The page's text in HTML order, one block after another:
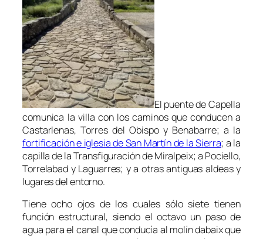
El puente de Capella
comunica la villa con los caminos que conducen a
Castarlenas, Torres del Obispo y Benabarre; a la
fortificación e iglesia de San Martín de la Sierra; a la
capilla de la Transfiguración de Miralpeix; a Pociello,
Torrelabad y Laguarres; y a otras antiguas aldeas y
lugares del entorno.
Tiene ocho ojos de los cuales sólo siete tienen
función estructural, siendo el octavo un paso de
agua para el canal que conducía al molín dabaixque